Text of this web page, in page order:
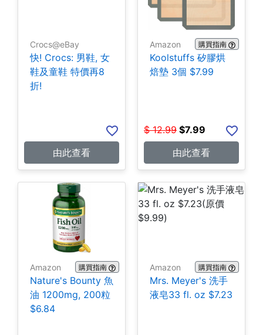
Crocs@eBay
快! Crocs: 男鞋, 女
鞋及童鞋 特價再8
折!
由此查看
Amazon 購買指南
Koolstuffs 矽膠烘
焙墊 3個 $7.99
$ 12.99 $7.99
由此查看
Amazon 購買指南
Nature's Bounty 魚
油 1200mg, 200粒
$6.84
Amazon 購買指南
Mrs. Meyer's 洗手
液皂33 fl. oz $7.23